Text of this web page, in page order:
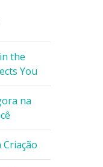
the
You
na
Criação